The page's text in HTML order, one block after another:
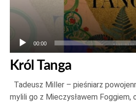
00:00
Król Tanga
Tadeusz Miller – pieśniarz
mylili go z Mieczysławem Foggiem,